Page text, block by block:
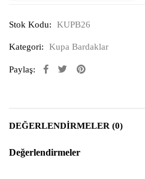
Stok Kodu: KUPB26
Kategori: Kupa Bardaklar
Paylaş:
DEĞERLENDIRMELER (0)
Değerlendirmeler